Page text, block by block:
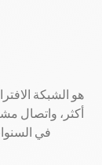
أكثر، واتصال
في